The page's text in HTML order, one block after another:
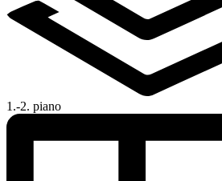
1.-2. piano